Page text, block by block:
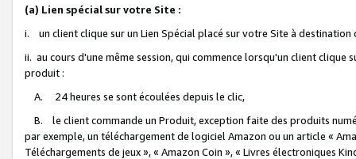
(a) Lien spécial sur votre Site :
i. un client clique sur un Lien Spécial placé sur votre Site à destination
ii. au cours d'une même session, qui commence lorsqu'un client
produit :
A. 24 heures se sont écoulées depuis le clic,
B. le client commande un Produit, exception faite des produits
par exemple, un téléchargement de logiciel Amazon ou un article «
Téléchargements de jeux », « Amazon Coin », « Livres électroniques